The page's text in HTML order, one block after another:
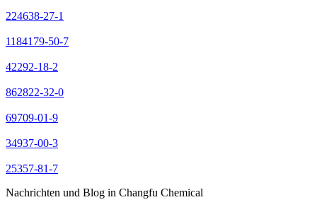
224638-27-1
1184179-50-7
42292-18-2
862822-32-0
69709-01-9
34937-00-3
25357-81-7
Nachrichten und Blog in Changfu Chemical